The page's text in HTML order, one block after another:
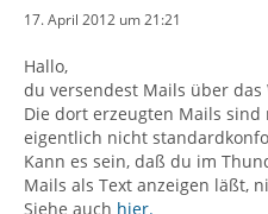
17. April 2012 um 21:21
Hallo,
du versendest Mails über das
Die dort erzeugten Mails sind
eigentlich nicht
Kann es sein, daß du im
Mails als Text anzeigen läßt,
Siehe auch hier.